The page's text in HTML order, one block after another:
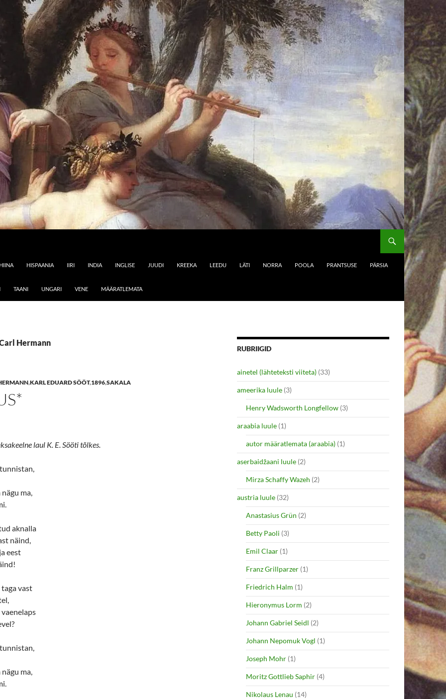
HIINA HISPAANIA IIRI INDIA INGLISE JUUDI KREEKA LEEDU LÄTI NORRA POOLA PRANTSUSE PÄRSIA
TAANI UNGARI VENE MÄÄRATLEMATA
Hermann
,KARL EDUARD SÖÖT,1896,SAKALA
laul K. E. Sööti tõlkes.
ma,
aknalla
näind,
eest
vast
ma,
RUBRIIGID
ainetel (lähteteksti viiteta) (33)
ameerika luule (3)
Henry Wadsworth Longfellow (3)
araabia luule (1)
autor määratlemata (araabia) (1)
aserbaidžaani luule (2)
Mirza Schaffy Wazeh (2)
austria luule (32)
Anastasius Grün (2)
Betty Paoli (3)
Emil Claar (1)
Franz Grillparzer (1)
Friedrich Halm (1)
Hieronymus Lorm (2)
Johann Gabriel Seidl (2)
Johann Nepomuk Vogl (1)
Joseph Mohr (1)
Moritz Gottlieb Saphir (4)
Nikolaus Lenau (14)